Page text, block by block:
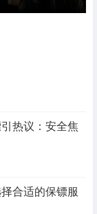
热议：安全焦
合适的保镖服